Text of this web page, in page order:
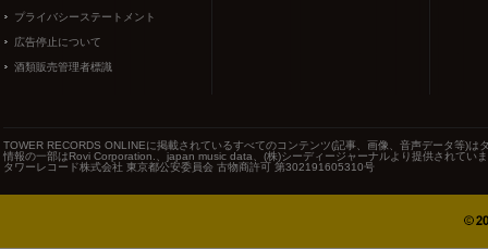
プライバシーステートメント
広告停止について
酒類販売管理者標識
TOWER RECORDS ONLINEに掲載されているすべてのコンテンツ(記事、画像、音声データ等)
情報の一部はRovi Corporation.、japan music data、(株)シーディージャーナルより提供されてい
タワーレコード株式会社 東京都公安委員会 古物商許可 第302191605310号